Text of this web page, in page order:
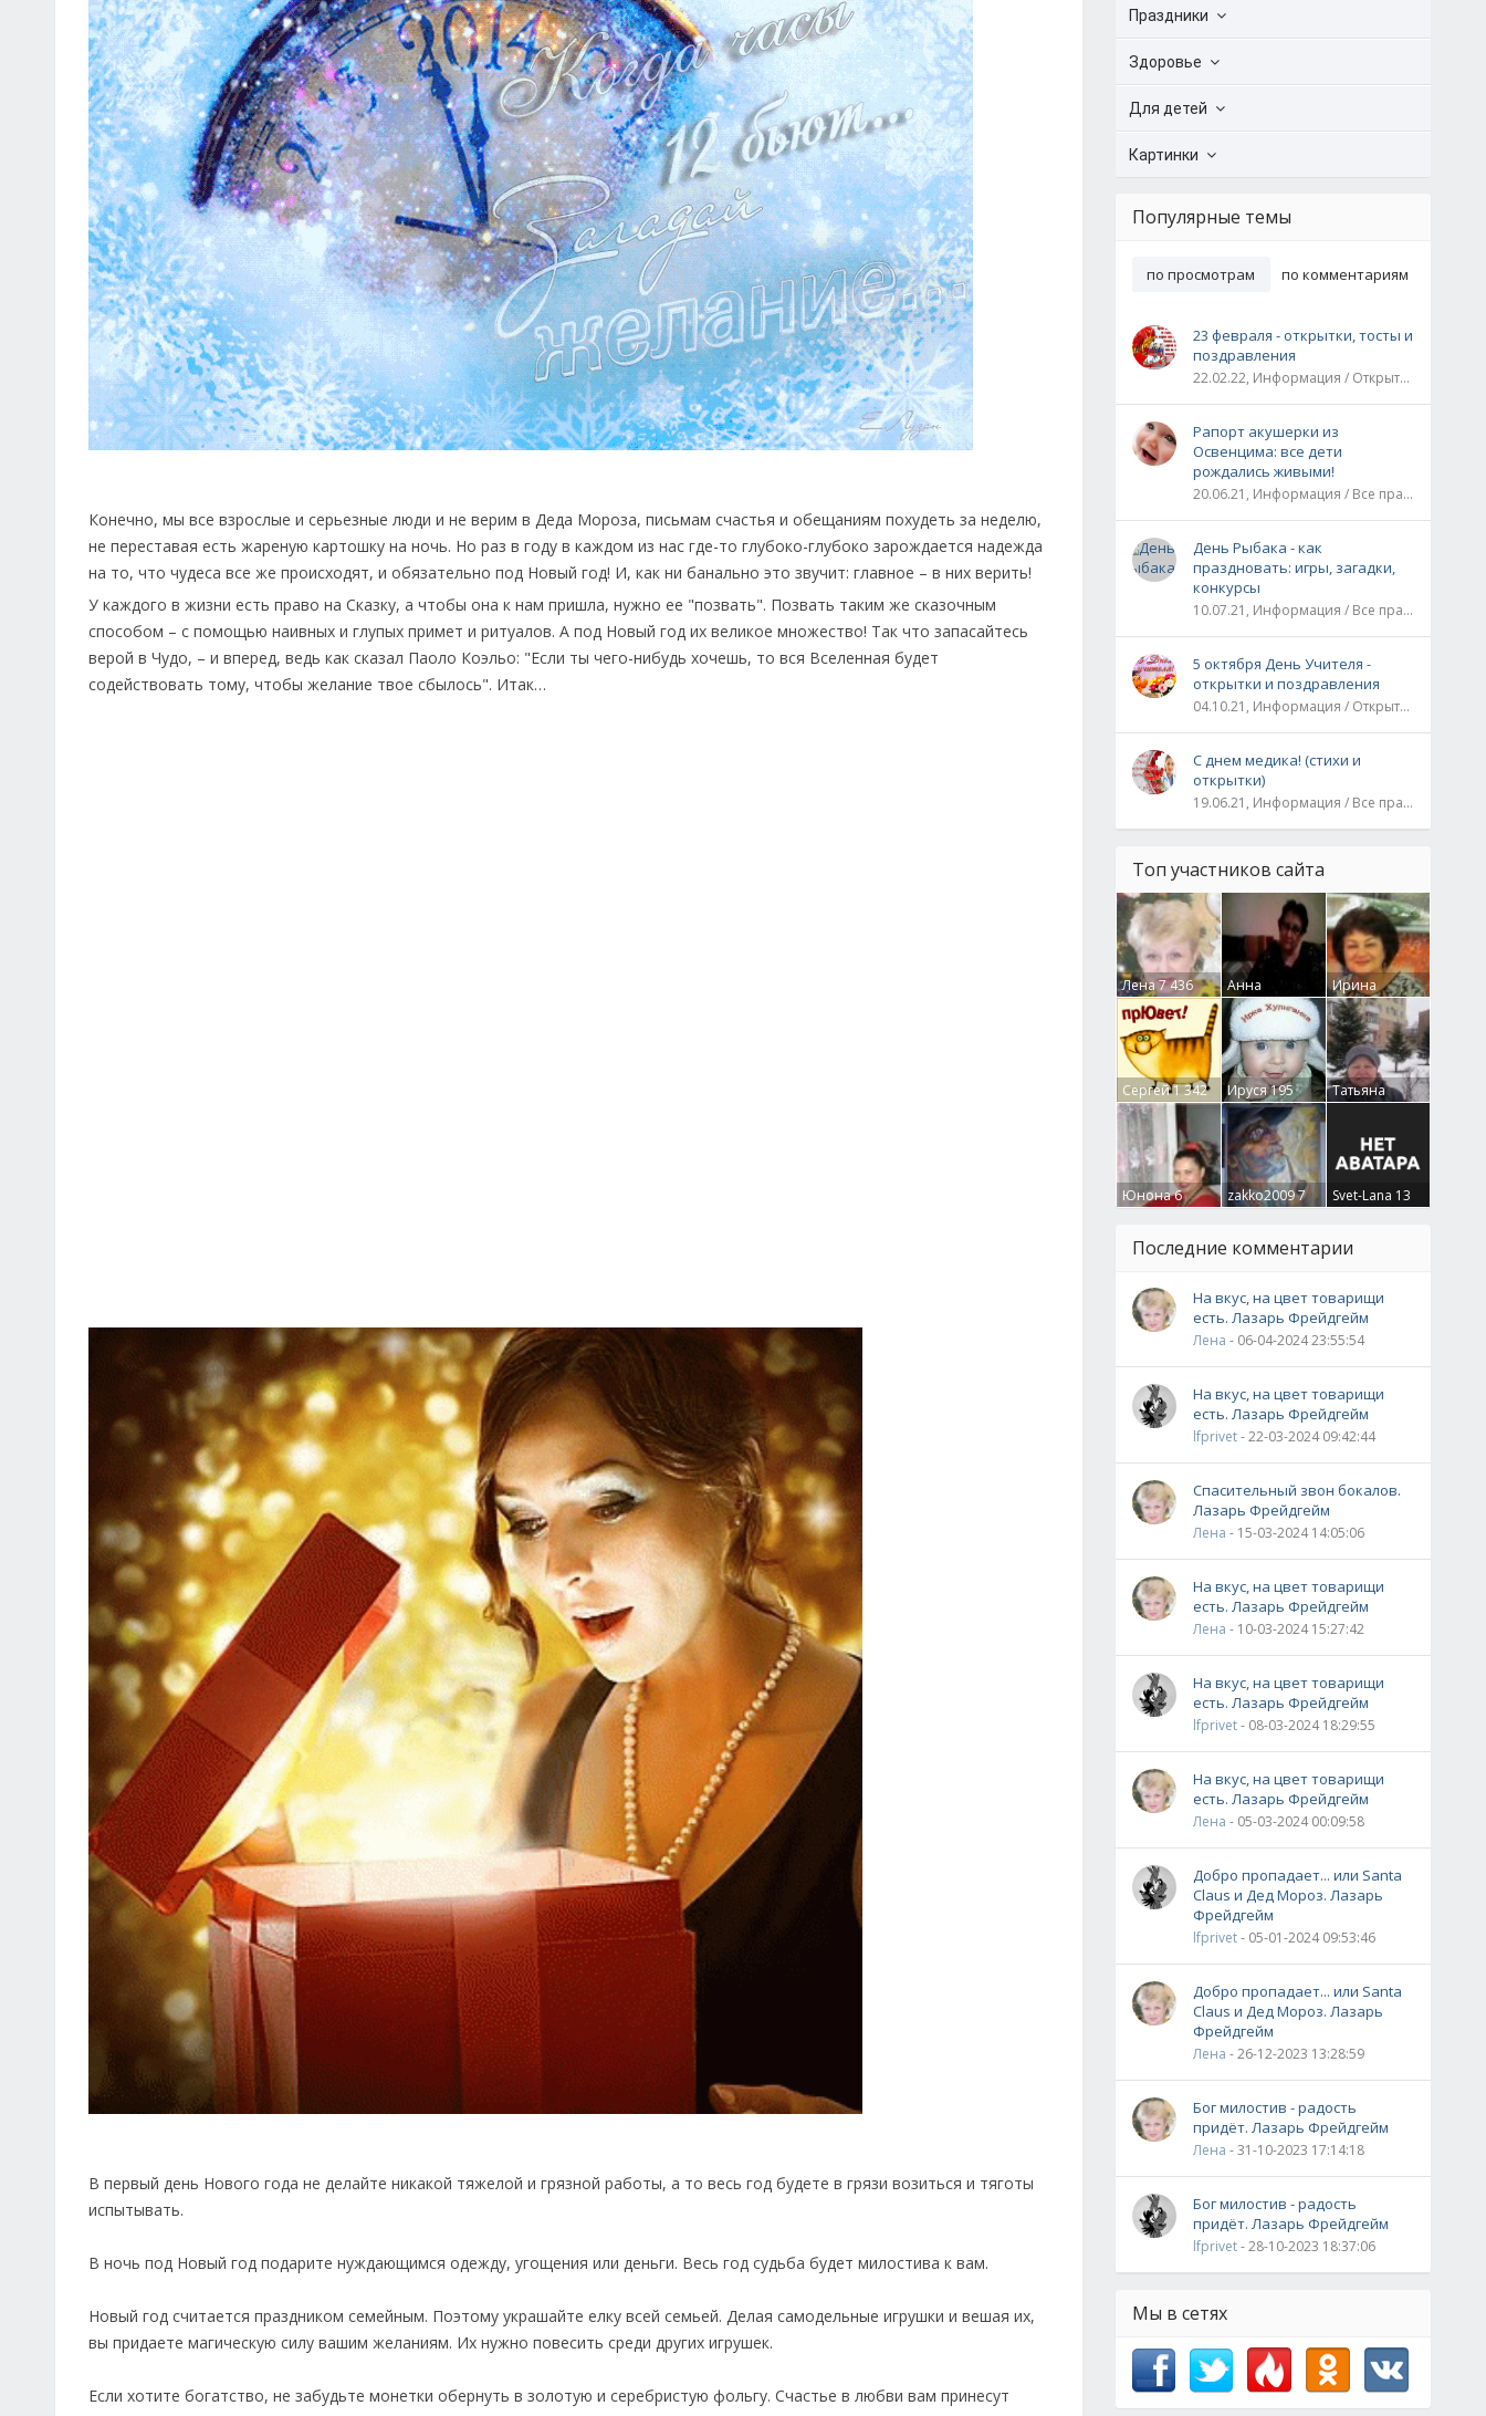
Конечно, мы все взрослые и серьезные люди и не верим в Деда Мороза, письмам счастья и обещаниям похудеть за неделю,
не переставая есть жареную картошку на ночь. Но раз в году в каждом из нас где-то глубоко-глубоко зарождается надежда
на то, что чудеса все же происходят, и обязательно под Новый год! И, как ни банально это звучит: главное – в них верить!
У каждого в жизни есть право на Сказку, а чтобы она к нам пришла, нужно ее "позвать". Позвать таким же сказочным
способом – с помощью наивных и глупых примет и ритуалов. А под Новый год их великое множество! Так что запасайтесь
верой в Чудо, – и вперед, ведь как сказал Паоло Коэльо: "Если ты чего-нибудь хочешь, то вся Вселенная будет
содействовать тому, чтобы желание твое сбылось". Итак…
В первый день Нового года не делайте никакой тяжелой и грязной работы, а то весь год будете в грязи возиться и тяготы
испытывать.
В ночь под Новый год подарите нуждающимся одежду, угощения или деньги. Весь год судьба будет милостива к вам.
Новый год считается праздником семейным. Поэтому украшайте елку всей семьей. Делая самодельные игрушки и вешая их,
вы придаете магическую силу вашим желаниям. Их нужно повесить среди других игрушек.
Если хотите богатство, не забудьте монетки обернуть в золотую и серебристую фольгу. Счастье в любви вам принесут
Праздники
Здоровье
Для детей
Картинки
Популярные темы
по просмотрам по комментариям
23 февраля - открытки, тосты и
поздравления
22.02.22, Информация / Открытки / Все праздники
Рапорт акушерки из
Освенцима: все дети
рождались живыми!
20.06.21, Информация / Все праздники / Рассказы и истории
День Рыбака - как
праздновать: игры, загадки,
конкурсы
10.07.21, Информация / Все праздники
5 октября День Учителя -
открытки и поздравления
04.10.21, Информация / Открытки / Все праздники
С днем медика! (стихи и
открытки)
19.06.21, Информация / Все праздники
Топ участников сайта
Лена7 436
Анна
Гумлевая0
Ирина
Бруцкая41
Сергей1 342 Ируся195
Татьяна
Крючкова0
Юнона6 zakko20097 Svet-Lana 13
Последние комментарии
На вкус, на цвет товарищи
есть. Лазарь Фрейдгейм
Лена - 06-04-2024 23:55:54
На вкус, на цвет товарищи
есть. Лазарь Фрейдгейм
lfprivet- 22-03-2024 09:42:44
Спасительный звон бокалов.
Лазарь Фрейдгейм
Лена - 15-03-2024 14:05:06
На вкус, на цвет товарищи
есть. Лазарь Фрейдгейм
Лена - 10-03-2024 15:27:42
На вкус, на цвет товарищи
есть. Лазарь Фрейдгейм
lfprivet- 08-03-2024 18:29:55
На вкус, на цвет товарищи
есть. Лазарь Фрейдгейм
Лена - 05-03-2024 00:09:58
Добро пропадает... или Santa
Claus и Дед Мороз. Лазарь
Фрейдгейм
lfprivet- 05-01-2024 09:53:46
Добро пропадает... или Santa
Claus и Дед Мороз. Лазарь
Фрейдгейм
Лена - 26-12-2023 13:28:59
Бог милостив - радость
придёт. Лазарь Фрейдгейм
Лена - 31-10-2023 17:14:18
Бог милостив - радость
придёт. Лазарь Фрейдгейм
lfprivet- 28-10-2023 18:37:06
Мы в сетях